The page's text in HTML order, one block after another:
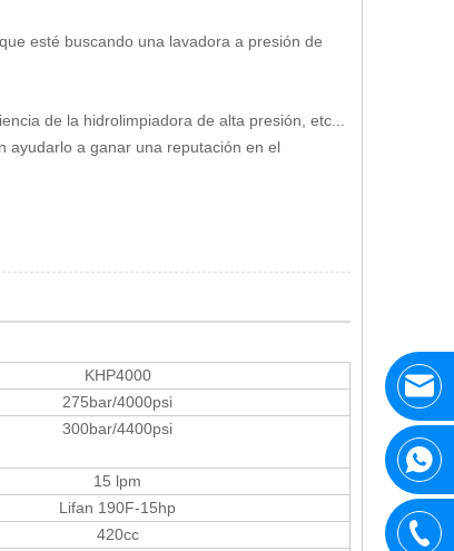
esté buscando una lavadora a presión de
de la hidrolimpiadora de alta presión, etc...
ayudarlo a ganar una reputación en el
KHP4000
275bar/4000psi
300bar/4400psi
15 lpm
Lifan 190F-15hp
420cc